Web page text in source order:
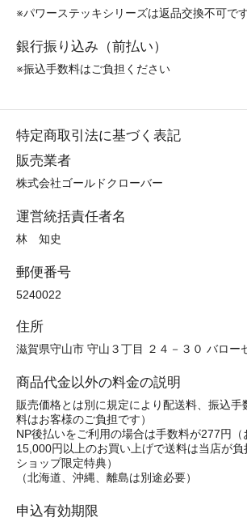
※パワーステッキシリーズは返品交換不可で
銀行振り込み（前払い）
※振込手数料はご負担ください
特定商取引法に基づく表記
販売業者
株式会社ゴールドクローバー
運営統括責任者名
林 知史
郵便番号
5240022
住所
滋賀県守山市 守山３丁目 ２４－３０ バロー
商品代金以外の料金の説明
販売価格とは別に規定により配送料、振込手
料はお客様のご負担です）
NP後払いをご利用の場合は手数料が277円（
15,000円以上のお買い上げで送料は当店が負
ショップ限定特典）
（北海道、沖縄、離島は別途必要）
申込有効期限